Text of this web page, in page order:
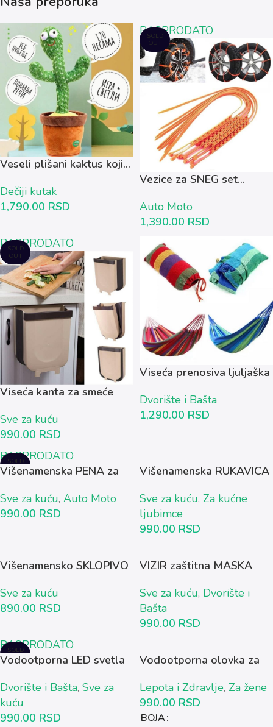
Veseli plišani kaktus koji...
Dečiji kutak
1,790.00 RSD
SOLD
OUT
RASPRODATO
Vezice za SNEG set...
Auto Moto
1,390.00 RSD
SOLD
OUT
RASPRODATO
Viseća kanta za smeće
Sve za kuću
990.00 RSD
Viseća prenosiva ljuljaška
Dvorište i Bašta
1,290.00 RSD
SOLD
OUT
RASPRODATO
Višenamenska PENA za
Sve za kuću, Auto Moto
990.00 RSD
Višenamenska RUKAVICA
Sve za kuću, Za kućne
ljubimce
990.00 RSD
Višenamensko SKLOPIVO
Sve za kuću
890.00 RSD
VIZIR zaštitna MASKA
Sve za kuću, Dvorište i
Bašta
990.00 RSD
SOLD
OUT
RASPRODATO
Vodootporna LED svetla
Dvorište i Bašta, Sve za
kuću
990.00 RSD
Vodootporna olovka za
Lepota i Zdravlje, Za žene
990.00 RSD
BOJA